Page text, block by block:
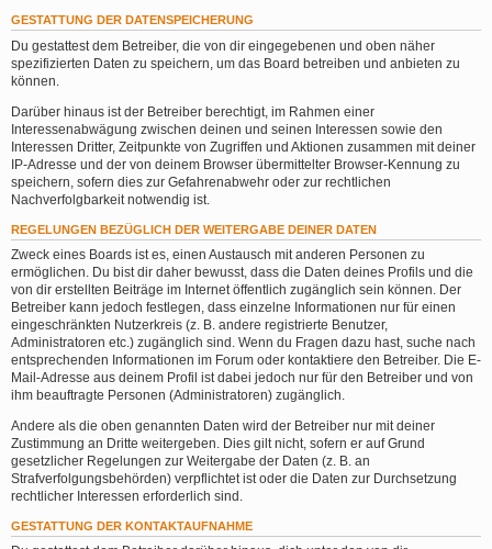
GESTATTUNG DER DATENSPEICHERUNG
Du gestattest dem Betreiber, die von dir eingegebenen und oben näher
spezifizierten Daten zu speichern, um das Board betreiben und anbieten zu
können.
Darüber hinaus ist der Betreiber berechtigt, im Rahmen einer
Interessenabwägung zwischen deinen und seinen Interessen sowie den
Interessen Dritter, Zeitpunkte von Zugriffen und Aktionen zusammen mit deiner
IP-Adresse und der von deinem Browser übermittelter Browser-Kennung zu
speichern, sofern dies zur Gefahrenabwehr oder zur rechtlichen
Nachverfolgbarkeit notwendig ist.
REGELUNGEN BEZÜGLICH DER WEITERGABE DEINER DATEN
Zweck eines Boards ist es, einen Austausch mit anderen Personen zu
ermöglichen. Du bist dir daher bewusst, dass die Daten deines Profils und die
von dir erstellten Beiträge im Internet öffentlich zugänglich sein können. Der
Betreiber kann jedoch festlegen, dass einzelne Informationen nur für einen
eingeschränkten Nutzerkreis (z. B. andere registrierte Benutzer,
Administratoren etc.) zugänglich sind. Wenn du Fragen dazu hast, suche nach
entsprechenden Informationen im Forum oder kontaktiere den Betreiber. Die E-
Mail-Adresse aus deinem Profil ist dabei jedoch nur für den Betreiber und von
ihm beauftragte Personen (Administratoren) zugänglich.
Andere als die oben genannten Daten wird der Betreiber nur mit deiner
Zustimmung an Dritte weitergeben. Dies gilt nicht, sofern er auf Grund
gesetzlicher Regelungen zur Weitergabe der Daten (z. B. an
Strafverfolgungsbehörden) verpflichtet ist oder die Daten zur Durchsetzung
rechtlicher Interessen erforderlich sind.
GESTATTUNG DER KONTAKTAUFNAHME